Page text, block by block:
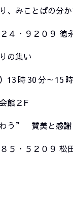
、みことばの分
４・９２０９ 徳
の集い
13 時 30 分～ 15 時
館２F
う” 賛美と感謝
５・５２０９ 松